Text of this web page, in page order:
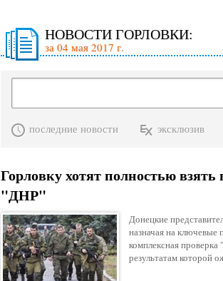
НОВОСТИ ГОРЛОВКИ:
за 04 мая 2017 г.
последние новости эксклюзив
Горловку хотят полностью
"ДНР"
Донецкие
назначая на ключевые
комплексная
результатам которой